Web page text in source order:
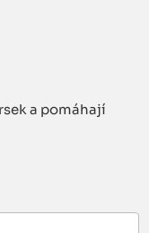
a pomáhají